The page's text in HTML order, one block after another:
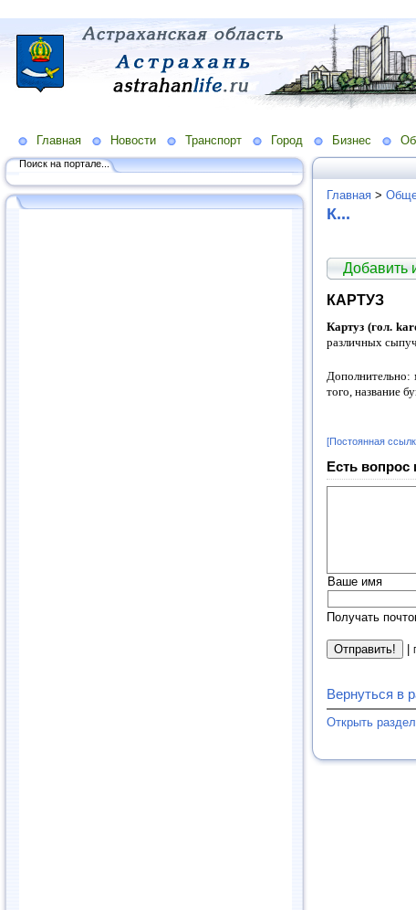
Главная Новости Транспорт Город Бизнес
Поиск на портале...
Главная >
К...
Добавить
КАРТУЗ
Картуз (гол.
различных
Дополнительно:
того, название
[Постоянная
Есть
Ваше имя
Получать
Вернуться в
Открыть